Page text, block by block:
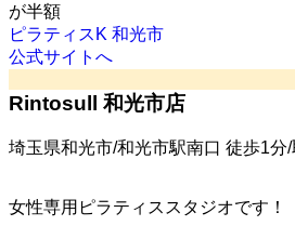
が半額
ピラティスK 和光市
公式サイトへ
Rintosull 和光市店
埼玉県和光市/和光市駅南口 徒歩1分
女性専用ピラティススタジオです！